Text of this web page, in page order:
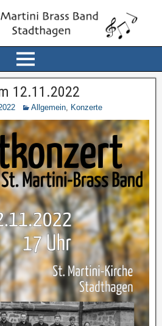
12.11.2022
Allgemein, Konzerte